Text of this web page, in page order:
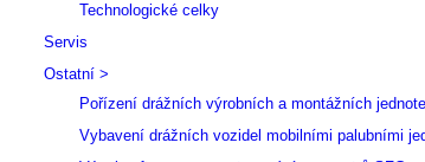
Technologické celky
Servis
Ostatní >
Pořízení drážních výrobních a montážních
Vybavení drážních vozidel mobilními palubními